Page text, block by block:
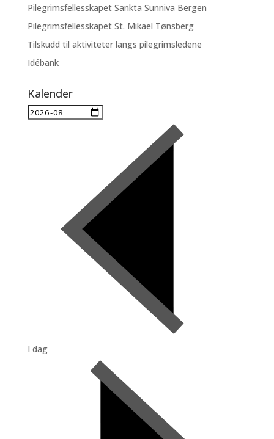
Pilegrimsfellesskapet Sankta Sunniva Bergen
Pilegrimsfellesskapet St. Mikael Tønsberg
Tilskudd til aktiviteter langs pilegrimsledene
Idébank
Kalender
I dag